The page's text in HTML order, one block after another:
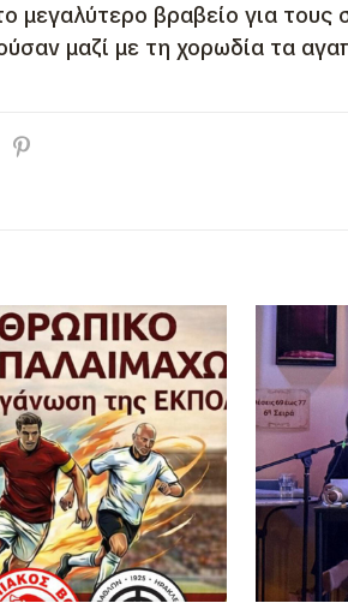
μεγαλύτερο βραβείο για
μαζί με τη χορωδία τα